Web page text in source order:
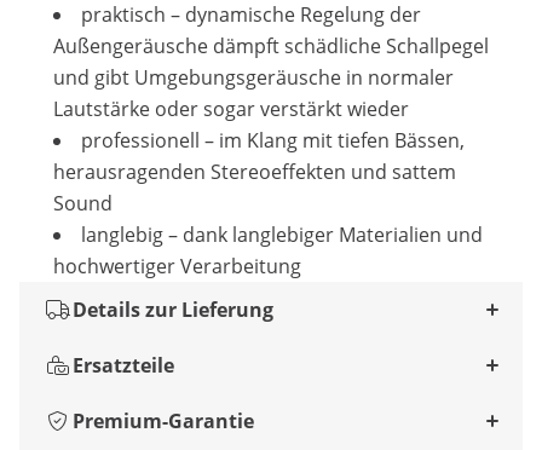
praktisch – dynamische Regelung der
Außengeräusche dämpft schädliche Schallpegel
und gibt Umgebungsgeräusche in normaler
Lautstärke oder sogar verstärkt wieder
professionell – im Klang mit tiefen Bässen,
herausragenden Stereoeffekten und sattem
Sound
langlebig – dank langlebiger Materialien und
hochwertiger Verarbeitung
Details zur Lieferung
Ersatzteile
Premium-Garantie